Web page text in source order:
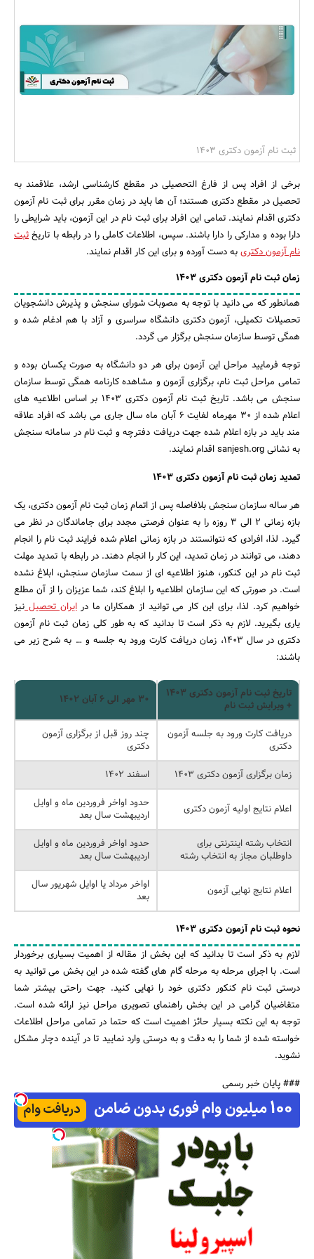
مسکن و ساختمان
جستجو
ثبت نام آزمون دکتری 1403
برخی از افراد پس از فارغ التحصیلی در مقطع کارشناسی ارشد، علاقمند به
تحصیل در مقطع دکتری هستند؛ آن ها باید در زمان مقرر برای ثبت نام آزمون
دکتری اقدام نمایند. تمامی این افراد برای ثبت نام در این آزمون، باید شرایطی را
دارا بوده و مدارکی را دارا باشند. سپس، اطلاعات کاملی را در رابطه با تاریخثبت
نام آزمون دکتریبه دست آورده و برای این کار اقدام نمایند.
زمان ثبت نام آزمون دکتری 1403
همانطور که می دانید با توجه به مصوبات شورای سنجش و پذیرش دانشجویان
تحصیلات تکمیلی، آزمون دکتری دانشگاه سراسری و آزاد با هم ادغام شده و
همگی توسط سازمان سنجش برگزار می گردد.
توجه فرمایید مراحل این آزمون برای هر دو دانشگاه به صورت یکسان بوده و
تمامی مراحل ثبت نام، برگزاری آزمون و مشاهده کارنامه همگی توسط سازمان
سنجش می باشد. تاریخ ثبت نام آزمون دکتری 1403 بر اساس اطلاعیه های
اعلام شده از 30 مهرماه لغایت 6 آبان ماه سال جاری می باشد که افراد علاقه
مند باید در بازه اعلام شده جهت دریافت دفترچه و ثبت نام در سامانه سنجش
به نشانی sanjesh.org اقدام نمایند.
تمدید زمان ثبت نام آزمون دکتری 1403
هر ساله سازمان سنجش بلافاصله پس از اتمام زمان ثبت نام آزمون دکتری، یک
بازه زمانی 2 الی 3 روزه را به عنوان فرصتی مجدد برای جاماندگان در نظر می
گیرد. لذا، افرادی که نتوانستند در بازه زمانی اعلام شده فرایند ثبت نام را انجام
دهند، می توانند در زمان تمدید، این کار را انجام دهند. در رابطه با تمدید مهلت
ثبت نام در این کنکور، هنوز اطلاعیه ای از سمت سازمان سنجش، ابلاغ نشده
است. در صورتی که این سازمان اطلاعیه را ابلاغ کند، شما عزیزان را از آن مطلع
خواهیم کرد. لذا، برای این کار می توانید از همکاران ما درایران تحصیلنیز
یاری بگیرید. لازم به ذکر است تا بدانید که به طور کلی زمان ثبت نام آزمون
دکتری در سال 1403، زمان دریافت کارت ورود به جلسه و … به شرح زیر می
باشند:
تاریخ ثبت نام آزمون دکتری 1403
+ ویرایش ثبت نام
30 مهر الی 6 آبان ۱۴۰۲
دریافت کارت ورود به جلسه آزمون
دکتری
چند روز قبل از برگزاری آزمون
دکتری
زمان برگزاری آزمون دکتری 1403
اسفند ۱۴۰۲
اعلام نتایج اولیه آزمون دکتری
حدود اواخر فروردین ماه و اوایل
اردیبهشت سال بعد
انتخاب رشته اینترنتی برای
داوطلبان مجاز به انتخاب رشته
حدود اواخر فروردین ماه و اوایل
اردیبهشت سال بعد
اعلام نتایج نهایی آزمون
اواخر مرداد یا اوایل شهریور سال
بعد
نحوه ثبت نام آزمون دکتری 1403
لازم به ذکر است تا بدانید که این بخش از مقاله از اهمیت بسیاری برخوردار
است. با اجرای مرحله به مرحله گام های گفته شده در این بخش می توانید به
درستی ثبت نام کنکور دکتری خود را نهایی کنید. جهت راحتی بیشتر شما
متقاضیان گرامی در این بخش راهنمای تصویری مراحل نیز ارائه شده است.
توجه به این نکته بسیار حائز اهمیت است که حتما در تمامی مراحل اطلاعات
خواسته شده از شما را به دقت و به درستی وارد نمایید تا در آینده دچار مشکل
نشوید.
### پایان خبر رسمی